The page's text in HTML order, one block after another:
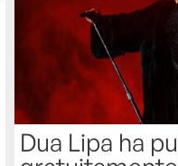
Dua Lipa ha